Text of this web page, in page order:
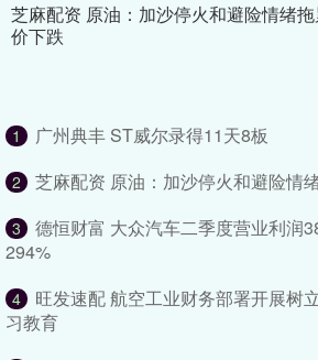
芝麻配资 原油：加沙停火和避险情绪
价下跌
1 广州典丰 ST威尔录得11天8板
2 芝麻配资 原油：加沙停火和避险情
3
德恒财富 大众汽车二季度营业利润
294%
4
旺发速配 航空工业财务部署开展树
习教育